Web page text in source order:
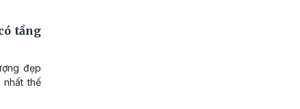
tầng
đẹp
thế